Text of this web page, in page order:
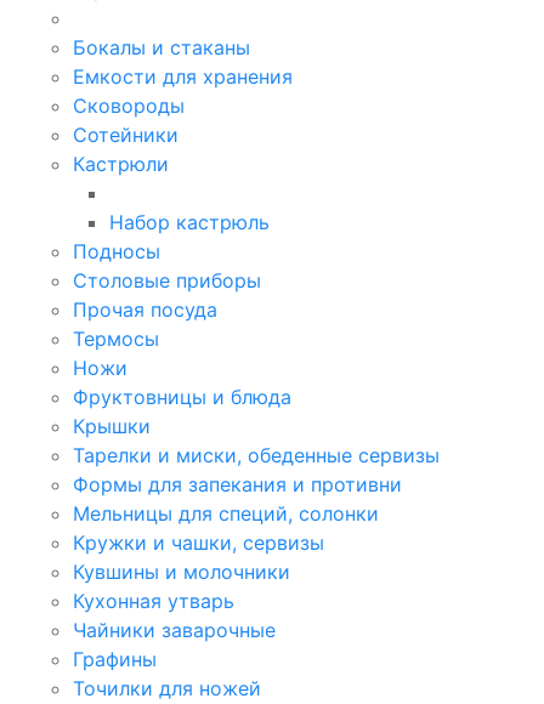
Бокалы и стаканы
Емкости для хранения
Сковороды
Сотейники
Кастрюли
Набор кастрюль
Подносы
Столовые приборы
Прочая посуда
Термосы
Ножи
Фруктовницы и блюда
Крышки
Тарелки и миски, обеденные сервизы
Формы для запекания и противни
Мельницы для специй, солонки
Кружки и чашки, сервизы
Кувшины и молочники
Кухонная утварь
Чайники заварочные
Графины
Точилки для ножей